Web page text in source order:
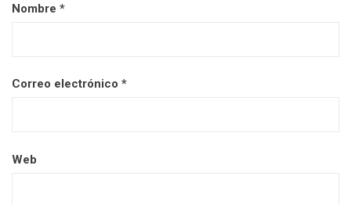
Nombre *
Correo electrónico *
Web